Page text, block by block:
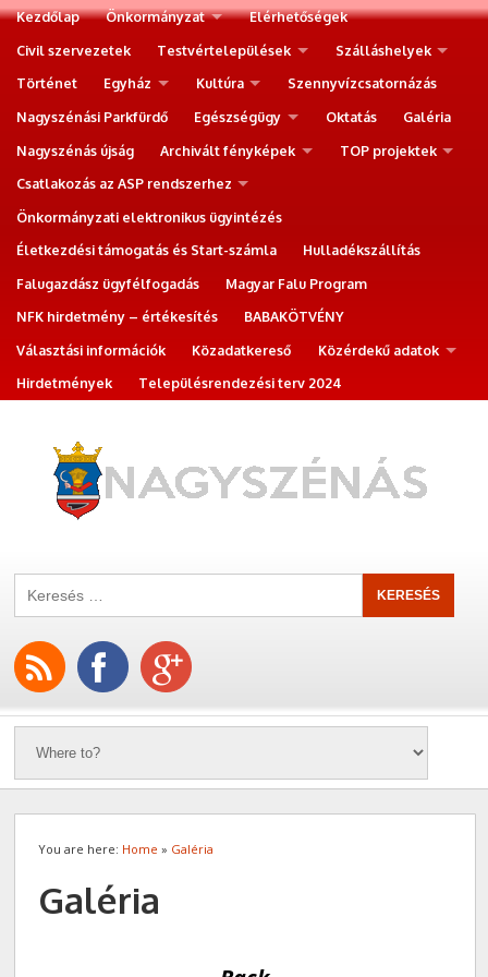
Kezdőlap Önkormányzat
Elérhetőségek
Civil szervezetek
Testvértelepülések
Szálláshelyek
Történet
Egyház Kultúra
Szennyvízcsatornázás
Nagyszénási Parkfürdő
Egészségügy Oktatás
Galéria
Nagyszénás újság
Archivált fényképek
TOP projektek
Csatlakozás az ASP rendszerhez
Önkormányzati elektronikus ügyintézés
Életkezdési támogatás és Start-számla
Hulladékszállítás
Falugazdász ügyfélfogadás
Magyar Falu Program
NFK hirdetmény – értékesítés
BABAKÖTVÉNY
Választási információk
Közadatkereső
Közérdekű adatok
Hirdetmények
Településrendezési terv 2024
You are here: Home » Galéria
Galéria